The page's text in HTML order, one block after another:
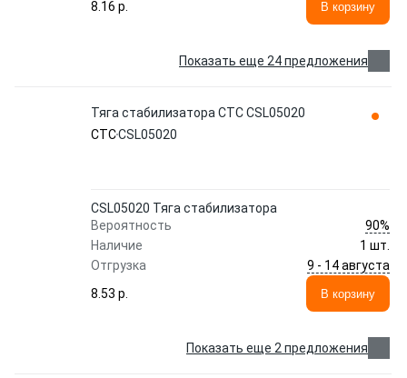
8.16 p.
В корзину
Показать еще 24 предложения
Тяга стабилизатора CTC CSL05020
CTCCSL05020
CSL05020 Тяга стабилизатора
Вероятность
90%
Наличие
1 шт.
Отгрузка
9 - 14 августа
8.53 p.
В корзину
Показать еще 2 предложения